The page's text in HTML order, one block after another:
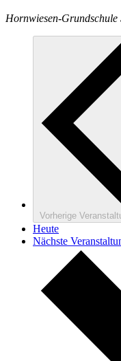
Hornwiesen-Grundschule
Vorherige
Heute
Nächste